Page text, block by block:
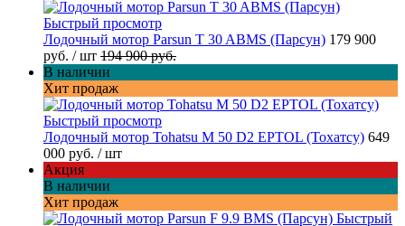
Быстрый просмотр
Лодочный мотор Parsun T 30 ABMS (Парсун) 179 900
руб. / шт 194 900 руб.
В наличии
Хит продаж
Быстрый просмотр
Лодочный мотор Tohatsu M 50 D2 EPTOL (Тохатсу) 649
000 руб. / шт
Акция
В наличии
Хит продаж
Быстрый